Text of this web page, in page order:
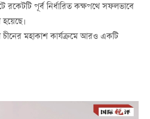
পূর্ব নির্ধারিত কক্ষপথে সফলভাবে
মহাকাশ কার্যক্রমে আরও একটি